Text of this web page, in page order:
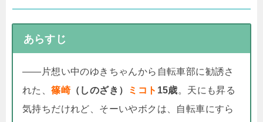
あらすじ
――片想い中のゆきちゃんから自転車部に勧誘さ
れた、篠崎（しのざき） ミコト 15歳。天にも昇る
気持ちだけれど、そーいやボクは、自転車にすら